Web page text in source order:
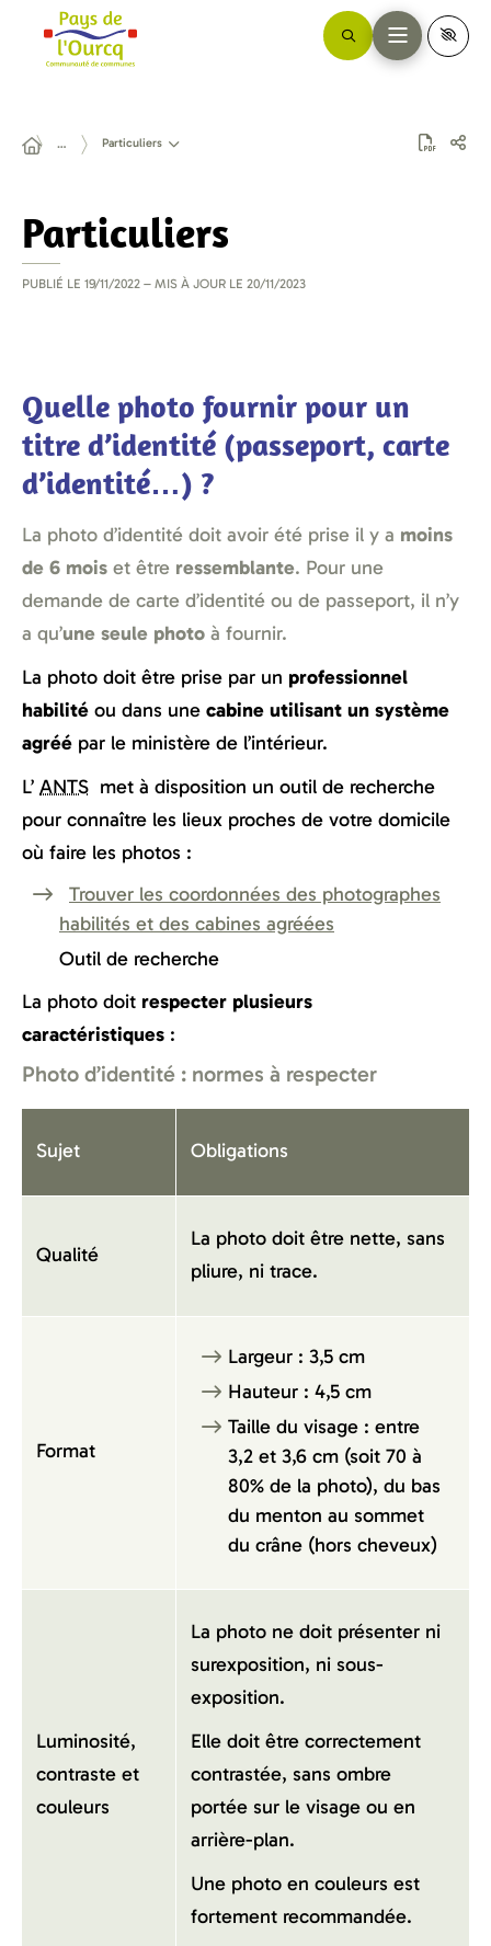
… Particuliers
Particuliers
PUBLIÉ LE 19/11/2022 – MIS À JOUR LE 20/11/2023
Quelle photo fournir pour un
titre d’identité (passeport, carte
d’identité…) ?
La photo d’identité doit avoir été prise il y a moins
de 6 mois et être ressemblante. Pour une
demande de carte d’identité ou de passeport, il n’y
a qu’une seule photo à fournir.
La photo doit être prise par un professionnel
habilité ou dans une cabine utilisant un système
agréé par le ministère de l’intérieur.
L’ ANTS met à disposition un outil de recherche
pour connaître les lieux proches de votre domicile
où faire les photos :
Trouver les coordonnées des photographes
habilités et des cabines agréées
Outil de recherche
La photo doit respecter plusieurs
caractéristiques :
Photo d’identité : normes à respecter
Sujet Obligations
Qualité
La photo doit être nette, sans
pliure, ni trace.
Format
Largeur : 3,5 cm
Hauteur : 4,5 cm
Taille du visage : entre
3,2 et 3,6 cm (soit 70 à
80% de la photo), du bas
du menton au sommet
du crâne (hors cheveux)
Luminosité,
contraste et
couleurs
La photo ne doit présenter ni
surexposition, ni sous-
exposition.
Elle doit être correctement
contrastée, sans ombre
portée sur le visage ou en
arrière-plan.
Une photo en couleurs est
fortement recommandée.